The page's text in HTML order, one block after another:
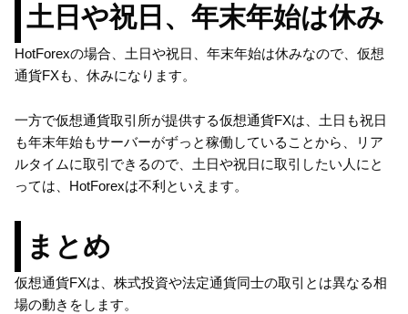
土日や祝日、年末年始は休み
HotForexの場合、土日や祝日、年末年始は休みなので、仮想
通貨FXも、休みになります。
一方で仮想通貨取引所が提供する仮想通貨FXは、土日も祝日
も年末年始もサーバーがずっと稼働していることから、リア
ルタイムに取引できるので、土日や祝日に取引したい人にと
っては、HotForexは不利といえます。
まとめ
仮想通貨FXは、株式投資や法定通貨同士の取引とは異なる相
場の動きをします。